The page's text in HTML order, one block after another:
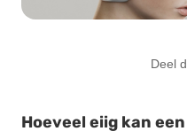
Deel
Hoeveel eiig kan